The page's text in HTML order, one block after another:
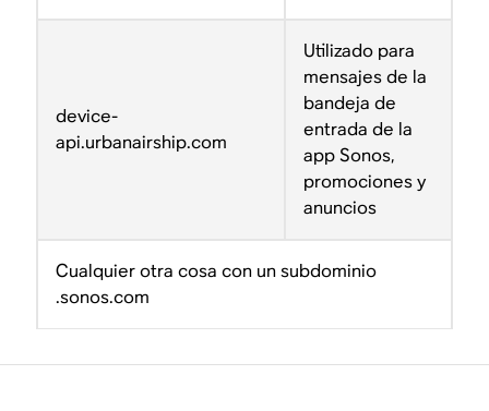
device-
api.urbanairship.com
Utilizado para
mensajes de la
bandeja de
entrada de la
app Sonos,
promociones y
anuncios
Cualquier otra cosa con un subdominio
.sonos.com